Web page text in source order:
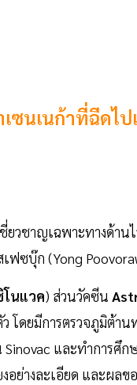
ซนเนก้าที่ฉีดไ
วชาญเฉพาะทางด้าน
ฟซบุ๊ก (Yong
โนแวค) ส่วนวัคซีน
โดยมีการตรวจภูมิต้า
และทำการศึ
อย่างละเอียด และผ